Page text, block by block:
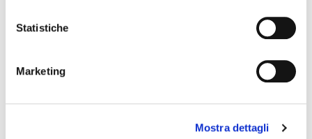
Statistiche
Marketing
Mostra dettagli